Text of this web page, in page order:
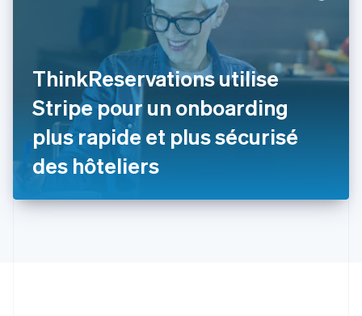
ThinkReservations utilise
Stripe pour un onboarding
plus rapide et plus sécurisé
des hôteliers
Svenska
English
Grèce
English
Hongrie
English
Inde
English
English